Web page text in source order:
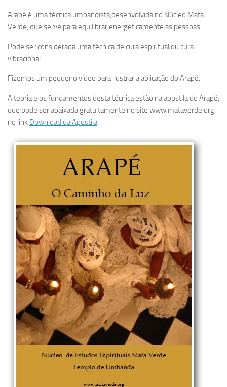
Arapé é uma técnica umbandista,desenvolvida no Núcleo Mata
Verde, que serve para equilibrar energeticamente as pessoas.
Pode ser considerada uma técnica de cura espiritual ou cura
vibracional.
Fizemos um pequeno vídeo para ilustrar a aplicação do Arapé.
A teoria e os fundamentos desta técnica estão na apostila do Arapé,
que pode ser abaixada gratuitamente no site www.mataverde.org
no link Download da Apostila